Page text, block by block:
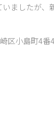
ましたが、
区小島町4番